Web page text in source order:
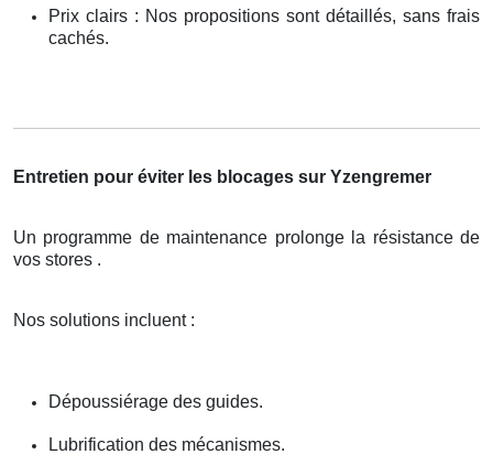
Prix clairs : Nos propositions sont détaillés, sans frais
cachés.
Entretien pour éviter les blocages sur Yzengremer
Un programme de maintenance prolonge la résistance de
vos stores .
Nos solutions incluent :
Dépoussiérage des guides.
Lubrification des mécanismes.